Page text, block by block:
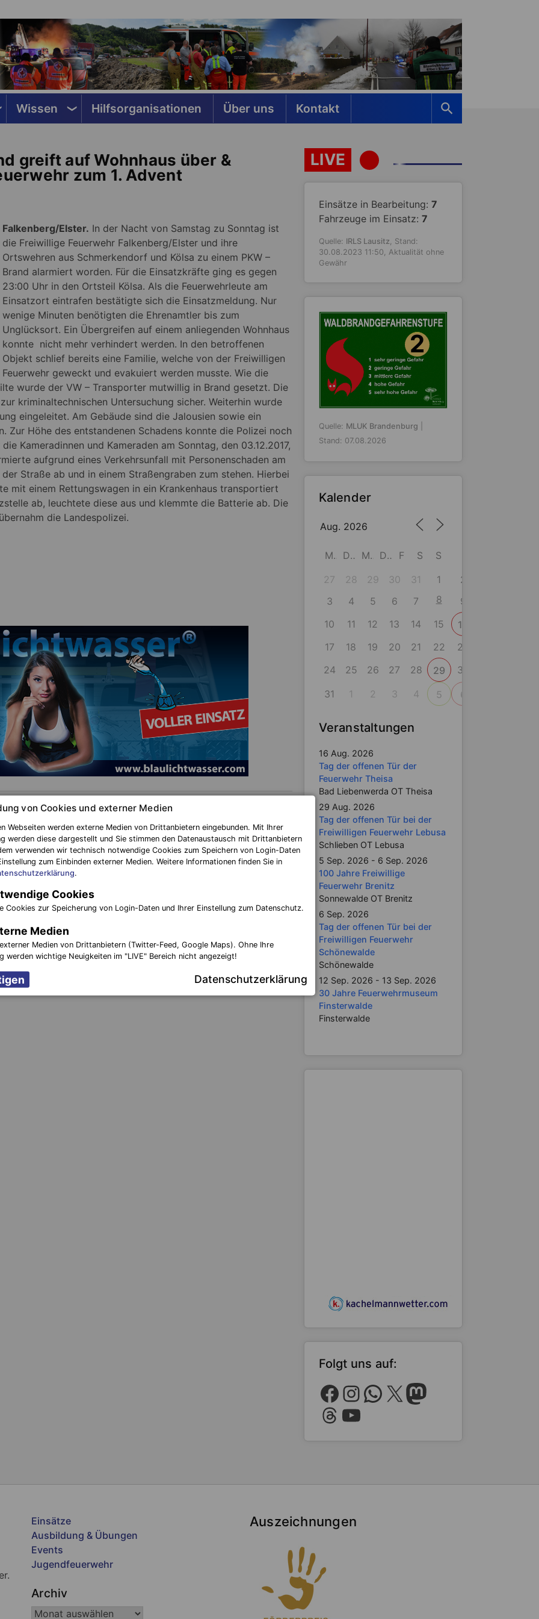
Wissen Hilfsorganisationen Über uns Kontakt
greift auf Wohnhaus über &
zum 1. Advent
Falkenberg/Elster. In der Nacht von Samstag zu Sonntag ist
die Freiwillige Feuerwehr Falkenberg/Elster und ihre
Ortswehren aus Schmerkendorf und Kölsa zu einem PKW –
Brand alarmiert worden. Für die Einsatzkräfte ging es gegen
23:00 Uhr in den Ortsteil Kölsa. Als die Feuerwehrleute am
Einsatzort eintrafen bestätigte sich die Einsatzmeldung. Nur
wenige Minuten benötigten die Ehrenamtler bis zum
Unglücksort. Ein Übergreifen auf einem anliegenden Wohnhaus
konnte nicht mehr verhindert werden. In den betroffenen
Objekt schlief bereits eine Familie, welche von der Freiwilligen
Feuerwehr geweckt und evakuiert werden musste. Wie die
wurde der VW – Transporter mutwillig in Brand gesetzt. Die
kriminaltechnischen Untersuchung sicher. Weiterhin wurde
eingeleitet. Am Gebäude sind die Jalousien sowie ein
Zur Höhe des entstandenen Schadens konnte die Polizei noch
Kameradinnen und Kameraden am Sonntag, den 03.12.2017,
aufgrund eines Verkehrsunfall mit Personenschaden am
Straße ab und in einem Straßengraben zum stehen. Hierbei
mit einem Rettungswagen in ein Krankenhaus transportiert
ab, leuchtete diese aus und klemmte die Batterie ab. Die
die Landespolizei.
ACHTUNG in ELBE-ELSTER: Anrufe von falschen
Polizisten
LIVE
Einsätze in Bearbeitung: 7
Fahrzeuge im Einsatz: 7
Quelle: IRLS Lausitz, Stand:
30.08.2023 11:50, Aktualität ohne
Gewähr
2
Quelle: MLUK Brandenburg
Stand: 07.08.2026
Kalender
Aug. 2026
M D M D F S
S
27
28 29 30 31 1
2
3
4 5 6 7 8
9
10
11 12 13 14 15
16
17
18 19 20 21 22
23
24
25 26 27 28 29
30
31
1 2 3 4 5 6
Veranstaltungen
16 Aug. 2026
Tag der offenen Tür der
Feuerwehr Theisa
Bad Liebenwerda OT Theisa
29 Aug. 2026
Tag der offenen Tür bei der
Freiwilligen Feuerwehr Lebusa
Schlieben OT Lebusa
5 Sep. 2026 - 6 Sep. 2026
100 Jahre Freiwillige
Feuerwehr Brenitz
Sonnewalde OT Brenitz
6 Sep. 2026
Tag der offenen Tür bei der
Freiwilligen Feuerwehr
Schönewalde
Schönewalde
12 Sep. 2026 - 13 Sep. 2026
30 Jahre Feuerwehrmuseum
Finsterwalde
Finsterwalde
Folgt uns auf:
Facebook
Instagram
WhatsApp
X Mastodon
Threads
YouTube
Einsätze
Ausbildung & Übungen
Events
Jugendfeuerwehr
Archiv
Auszeichnungen
von Cookies und externer Medien
Webseiten werden externe Medien von Drittanbietern eingebunden. Mit Ihrer
werden diese dargestellt und Sie stimmen den Datenaustausch mit Drittanbietern
verwenden wir technisch notwendige Cookies zum Speichern von Login-Daten
zum Einbinden externer Medien. Weitere Informationen finden Sie in
.
Cookies
Cookies zur Speicherung von Login-Daten und Ihrer Einstellung zum Datenschutz.
Medien
Medien von Drittanbietern (Twitter-Feed, Google Maps). Ohne Ihre
werden wichtige Neuigkeiten im "LIVE" Bereich nicht angezeigt!
Datenschutzerklärung